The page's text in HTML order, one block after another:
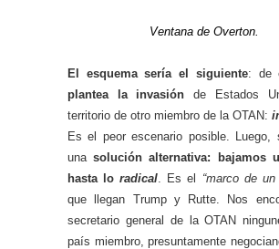
Ventana de Overton.
El esquema sería el siguiente: de
plantea la invasión de Estados
territorio de otro miembro de la OTAN:
Es el peor escenario posible. Luego,
unasolución alternativa: bajamos
hasta loradical . Es el “marco de un
que llegan Trump y Rutte. Nos
secretario general de la OTAN
país miembro, presuntamente